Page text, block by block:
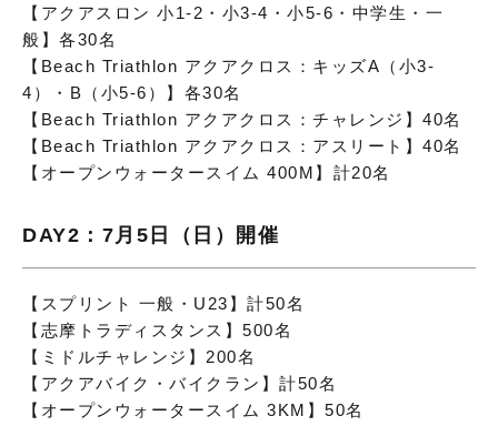
【アクアスロン 小1-2・小3-4・小5-6・中学生・一
般】各30名
【Beach Triathlon アクアクロス：キッズA（小3-
4）・B（小5-6）】各30名
【Beach Triathlon アクアクロス：チャレンジ】40名
【Beach Triathlon アクアクロス：アスリート】40名
【オープンウォータースイム 400M】計20名
DAY2：7月5日（日）開催
【スプリント 一般・U23】計50名
【志摩トラディスタンス】500名
【ミドルチャレンジ】200名
【アクアバイク・バイクラン】計50名
【オープンウォータースイム 3KM】50名